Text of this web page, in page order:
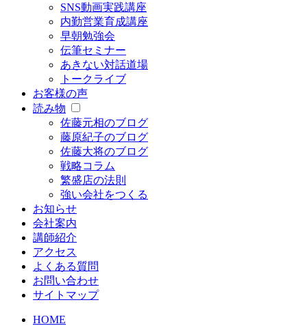
SNS動画実践講座
内勤営業育成講座
早朝勉強会
伝筆セミナー
あきない対話道場
トークライブ
お客様の声
読み物
佐藤元相のブログ
藤原紀子のブログ
佐藤大将のブログ
戦略コラム
繁盛店の法則
強い会社をつくる
お知らせ
会社案内
講師紹介
アクセス
よくある質問
お問い合わせ
サイトマップ
HOME